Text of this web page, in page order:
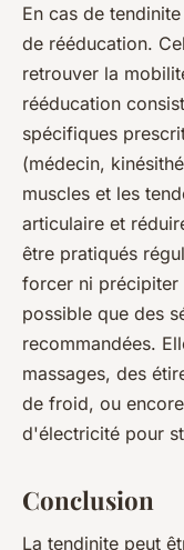
En cas de
de rééducation.
retrouver la
rééducation
spécifiques
(médecin,
muscles et les
articulaire et
être pratiqués
forcer ni précipiter
possible que des
recommandées.
massages, des
de froid, ou
d'électricité pour
Conclusion
La tendinite peut